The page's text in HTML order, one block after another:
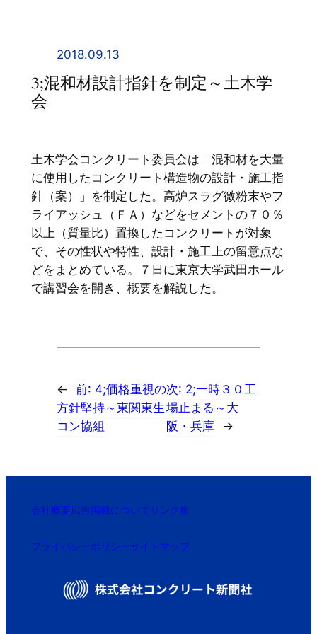
2018.09.13
3;混和材設計指針を制定～土木学
会
土木学会コンクリート委員会は「混和材を大量
に使用したコンクリート構造物の設計・施工指
針（案）」を制定した。高炉スラグ微粉末やフ
ライアッシュ（ＦＡ）などをセメントの７０％
以上（質量比）置換したコンクリートが対象
で、その性状や特性、設計・施工上の留意点な
どをまとめている。７日に東京大学武田ホール
で講習会を開き、概要を解説した。
← 前: 4;価格重視の
方針堅持～東関東生
コン協組
次: 2;一時３０工
場止まる～大
阪・兵庫
→
会社概要広告掲載について リンク集
プライバシーポリシーサイトマップ